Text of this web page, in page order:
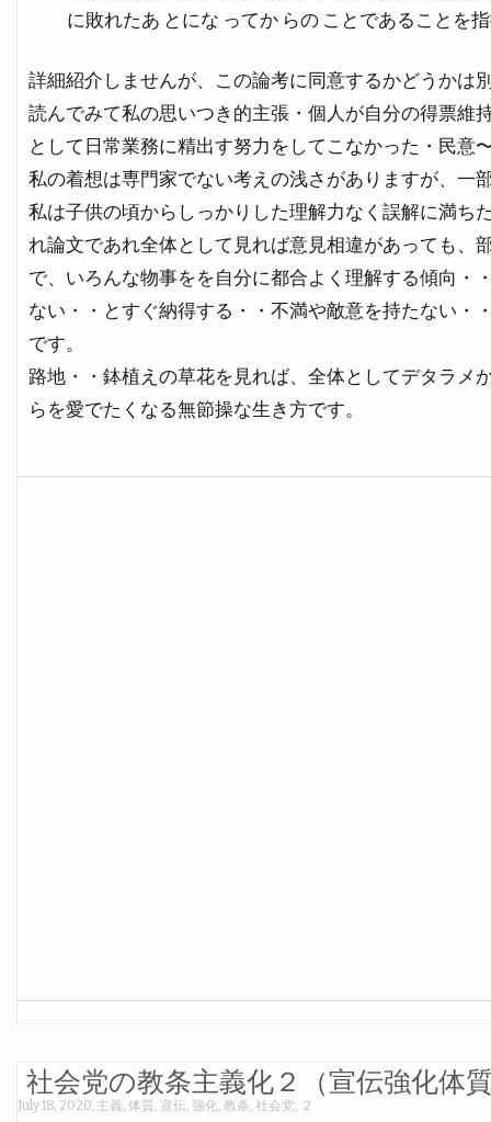
に敗れたあ とにな ってか らの ことであることを
詳細紹介しませんが、この論考に同意するかどうかは
読んでみて私の思いつき的主張・個人が自分の得票維
として日常業務に精出す努力をしてこなかった・民意
私の着想は専門家でない考えの浅さがありますが、一
私は子供の頃からしっかりした理解力なく誤解に満ち
れ論文であれ全体として見れば意見相違があっても、
で、いろんな物事をを自分に都合よく理解する傾向・
ない・・とすぐ納得する・・不満や敵意を持たない・
です。
路地・・鉢植えの草花を見れば、全体としてデタラメ
らを愛でたくなる無節操な生き方です。
社会党の教条主義化２（宣伝強化体
July 18, 2020, 主義, 体質, 宣伝, 強化, 教条, 社会党, ２